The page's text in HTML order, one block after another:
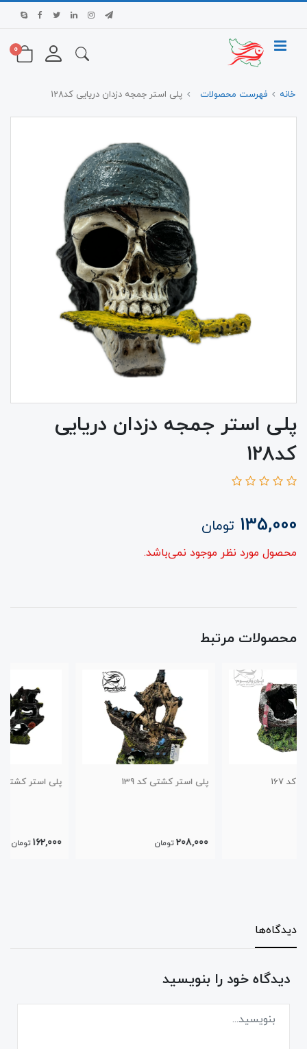
0
خانه فهرست محصولات پلی استر جمجه دزدان دریایی کد128
پلی استر جمجه دزدان دریایی
کد128
135,000 تومان
محصول مورد نظر موجود نمی‌باشد.
محصولات مرتبط
پلی استر کشتی کد 139 پلی استر کشتی مدل چوبی کد140
دیدگاه‌ها
دیدگاه خود را بنویسید